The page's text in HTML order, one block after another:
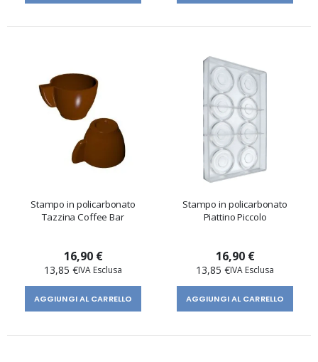
Stampo in policarbonato
Tazzina Coffee Bar
16,90 €
13,85 €
AGGIUNGI AL CARRELLO
Stampo in policarbonato
Piattino Piccolo
16,90 €
13,85 €
AGGIUNGI AL CARRELLO